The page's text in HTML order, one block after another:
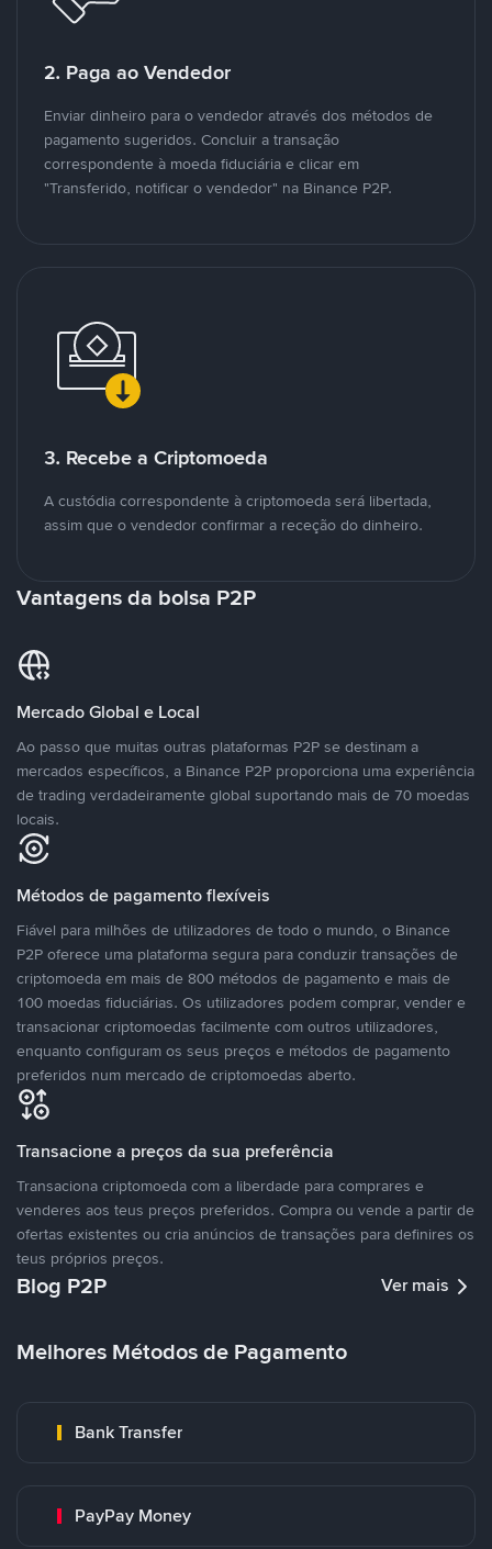
2. Paga ao Vendedor
Enviar dinheiro para o vendedor através dos métodos de
pagamento sugeridos. Concluir a transação
correspondente à moeda fiduciária e clicar em
"Transferido, notificar o vendedor" na Binance P2P.
3. Recebe a Criptomoeda
A custódia correspondente à criptomoeda será libertada,
assim que o vendedor confirmar a receção do dinheiro.
Vantagens da bolsa P2P
Mercado Global e Local
Ao passo que muitas outras plataformas P2P se destinam a
mercados específicos, a Binance P2P proporciona uma experiência
de trading verdadeiramente global suportando mais de 70 moedas
locais.
Métodos de pagamento flexíveis
Fiável para milhões de utilizadores de todo o mundo, o Binance
P2P oferece uma plataforma segura para conduzir transações de
criptomoeda em mais de 800 métodos de pagamento e mais de
100 moedas fiduciárias. Os utilizadores podem comprar, vender e
transacionar criptomoedas facilmente com outros utilizadores,
enquanto configuram os seus preços e métodos de pagamento
preferidos num mercado de criptomoedas aberto.
Transacione a preços da sua preferência
Transaciona criptomoeda com a liberdade para comprares e
venderes aos teus preços preferidos. Compra ou vende a partir de
ofertas existentes ou cria anúncios de transações para definires os
teus próprios preços.
Blog P2P Ver mais
Melhores Métodos de Pagamento
Bank Transfer
PayPay Money